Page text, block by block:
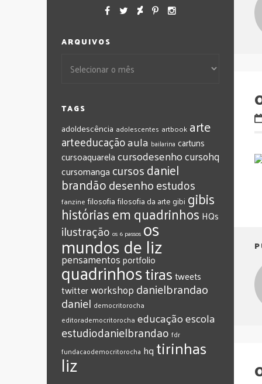
ARQUIVOS
TAGS
adoldescência adolescentes artbook arte
arteeducaçãoaula bailarina cartuns
cursoaquarelacursodesenhocursohq
cursomanga cursosdaniel
brandãodesenhoestudos
fanzine filosofia filosofia da arte gibi gibis
histórias em quadrinhos HQs
ilustração os 6 passos os
mundos de liz
pensamentosportfolio
quadrinhostirastweets
twitterworkshop‎danielbrandao‬
‎daniel‬ ‎democritorocha
‎editorademocritorocha ‎educação‎escola
‎estudiodanielbrandao ‎fdr
‎fundacaodemocritorocha ‎hq ‎tirinhas
‪‎liz